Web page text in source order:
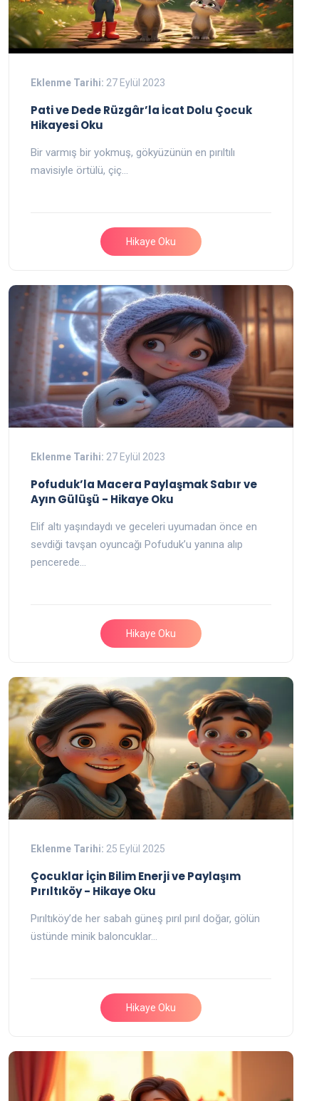
Eklenme Tarihi: 27 Eylül 2023
Pati ve Dede Rüzgâr’la İcat Dolu Çocuk
Hikayesi Oku
Bir varmış bir yokmuş, gökyüzünün en pırıltılı
mavisiyle örtülü, çiç…
Hikaye Oku
Eklenme Tarihi: 27 Eylül 2023
Pofuduk’la Macera Paylaşmak Sabır ve
Ayın Gülüşü - Hikaye Oku
Elif altı yaşındaydı ve geceleri uyumadan önce en
sevdiği tavşan oyuncağı Pofuduk’u yanına alıp
pencerede…
Hikaye Oku
Eklenme Tarihi: 25 Eylül 2025
Çocuklar İçin Bilim Enerji ve Paylaşım
Pırıltıköy - Hikaye Oku
Pırıltıköy’de her sabah güneş pırıl pırıl doğar, gölün
üstünde minik baloncuklar…
Hikaye Oku